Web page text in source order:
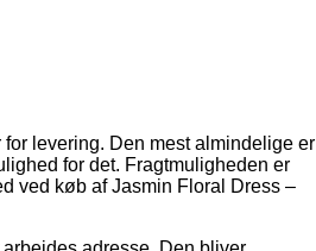
levering. Den mest almindelige er
for det. Fragtmuligheden er
ved køb af Jasmin Floral Dress –